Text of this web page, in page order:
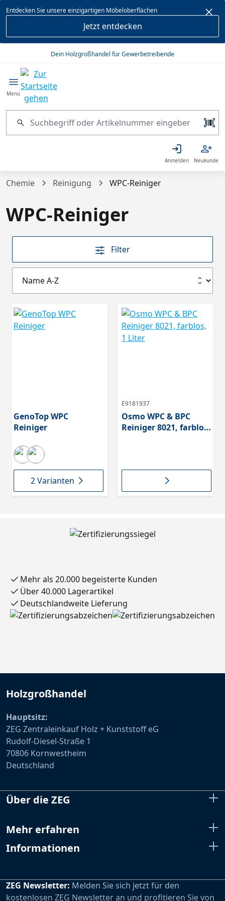
springen
Entdecken Sie unsere einzigartigen Möbeloberflächen
Jetzt entdecken
Dein Holzgroßhandel für Gewerbetreibende
Menü
Anmelden Neukunde
Chemie Reinigung WPC-Reiniger
WPC-Reiniger
Filter
GenoTop WPC
Reiniger
2 Varianten
E9181937
Osmo WPC & BPC
Reiniger 8021, farblos,
Mehr als 20.000 begeisterte Kunden
Über 40.000 Lagerartikel
Deutschlandweite Lieferung
Holzgroßhandel
Hauptsitz:
ZEG Zentraleinkauf Holz + Kunststoff eG
Rudolf-Diesel-Straße 1
70806 Kornwestheim
Deutschland
Über die ZEG
Mehr erfahren
Informationen
ZEG Newsletter: Melden Sie sich jetzt für den
kostenlosen ZEG Newsletter an und profitieren Sie von